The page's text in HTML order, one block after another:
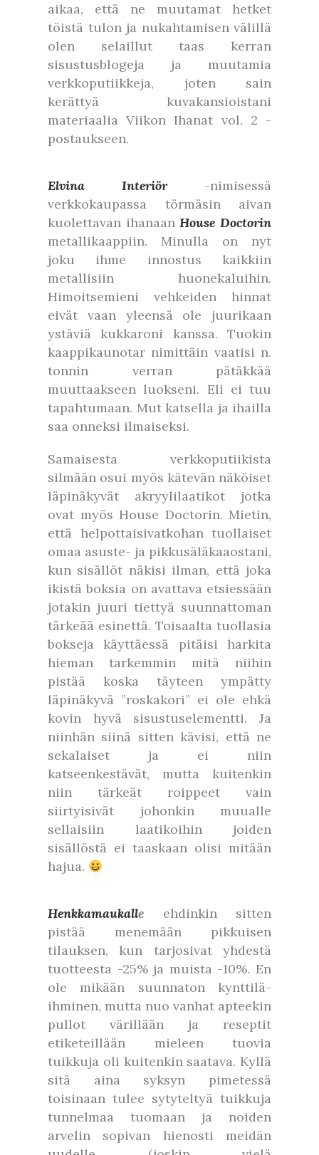
aikaa, että ne muutamat hetket
töistä tulon ja nukahtamisen välillä
olen selaillut taas kerran
sisustusblogeja ja muutamia
verkkoputiikkeja, joten sain
kerättyä kuvakansioistani
materiaalia Viikon Ihanat vol. 2 -
postaukseen.
Elvina Interiör -nimisessä
verkkokaupassa törmäsin aivan
kuolettavan ihanaanHouse Doctorin
metallikaappiin. Minulla on nyt
joku ihme innostus kaikkiin
metallisiin huonekaluihin.
Himoitsemieni vehkeiden hinnat
eivät vaan yleensä ole juurikaan
ystäviä kukkaroni kanssa. Tuokin
kaappikaunotar nimittäin vaatisi n.
tonnin verran pätäkkää
muuttaakseen luokseni. Eli ei tuu
tapahtumaan. Mut katsella ja ihailla
saa onneksi ilmaiseksi.
Samaisesta verkkoputiikista
silmään osui myös kätevän näköiset
läpinäkyvät akryylilaatikot jotka
ovat myös House Doctorin. Mietin,
että helpottaisivatkohan tuollaiset
omaa asuste- ja pikkusäläkaaostani,
kun sisällöt näkisi ilman, että joka
ikistä boksia on avattava etsiessään
jotakin juuri tiettyä suunnattoman
tärkeää esinettä. Toisaalta tuollasia
bokseja käyttäessä pitäisi harkita
hieman tarkemmin mitä niihin
pistää koska täyteen ympätty
läpinäkyvä ”roskakori” ei ole ehkä
kovin hyvä sisustuselementti. Ja
niinhän siinä sitten kävisi, että ne
sekalaiset ja ei niin
katseenkestävät, mutta kuitenkin
niin tärkeät roippeet vain
siirtyisivät johonkin muualle
sellaisiin laatikoihin joiden
sisällöstä ei taaskaan olisi mitään
hajua.
Henkkamaukalle ehdinkin sitten
pistää menemään pikkuisen
tilauksen, kun tarjosivat yhdestä
tuotteesta -25% ja muista -10%. En
ole mikään suunnaton kynttilä-
ihminen, mutta nuo vanhat apteekin
pullot värillään ja reseptit
etiketeillään mieleen tuovia
tuikkuja oli kuitenkin saatava. Kyllä
sitä aina syksyn pimetessä
toisinaan tulee sytyteltyä tuikkuja
tunnelmaa tuomaan ja noiden
arvelin sopivan hienosti meidän